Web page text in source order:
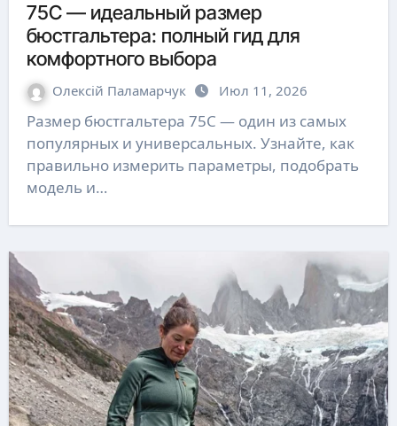
75C — идеальный размер
бюстгальтера: полный гид для
комфортного выбора
Олексій Паламарчук Июл 11, 2026
Размер бюстгальтера 75C — один из самых
популярных и универсальных. Узнайте, как
правильно измерить параметры, подобрать
модель и…